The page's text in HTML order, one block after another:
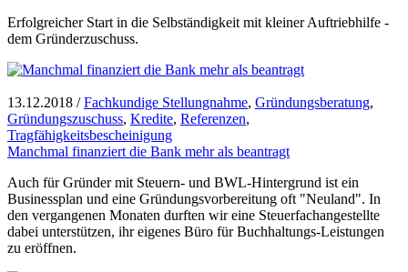
Erfolgreicher Start in die Selbständigkeit mit kleiner Auftriebhilfe -
dem Gründerzuschuss.
13.12.2018 /Fachkundige Stellungnahme, Gründungsberatung,
Gründungszuschuss, Kredite, Referenzen,
Tragfähigkeitsbescheinigung
Manchmal finanziert die Bank mehr als beantragt
Auch für Gründer mit Steuern- und BWL-Hintergrund ist ein
Businessplan und eine Gründungsvorbereitung oft "Neuland". In
den vergangenen Monaten durften wir eine Steuerfachangestellte
dabei unterstützen, ihr eigenes Büro für Buchhaltungs-Leistungen
zu eröffnen.